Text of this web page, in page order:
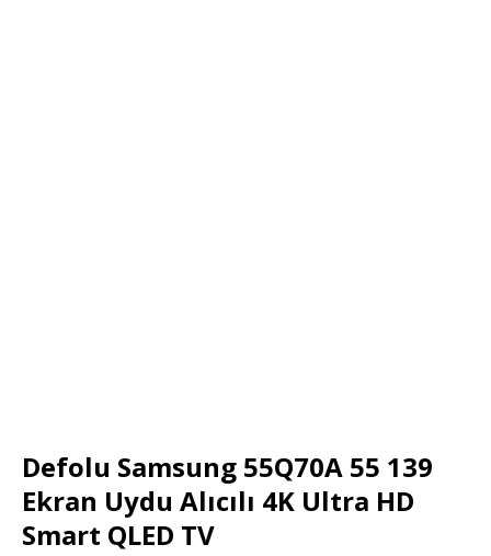
Defolu Samsung 55Q70A 55 139
Ekran Uydu Alıcılı 4K Ultra HD
Smart QLED TV